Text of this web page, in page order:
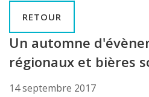
RETOUR
Un automne
régionaux et bières
14 septembre 2017